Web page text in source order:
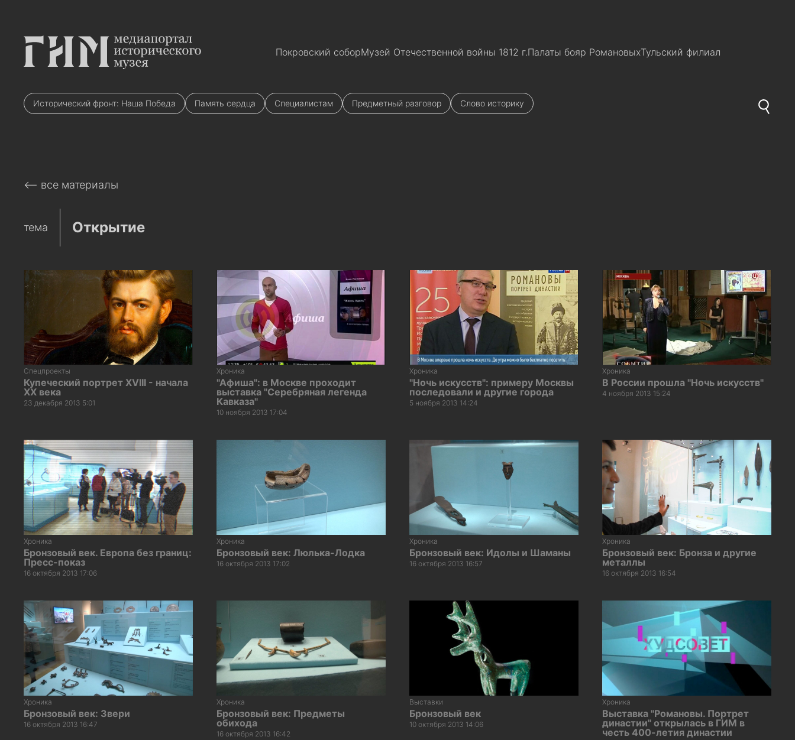
Покровский соборМузей Отечественной войны 1812 г.Палаты бояр РомановыхТульский филиал
Исторический фронт: Наша Победа Память сердца Специалистам Предметный разговор Слово историку
⟵ все материалы
тема Открытие
Спецпроекты
Купеческий портрет XVIII - начала
XX века
23 декабря 2013 5:01
Хроника
"Афиша": в Москве проходит
выставка "Серебряная легенда
Кавказа"
10 ноября 2013 17:04
Хроника
"Ночь искусств": примеру Москвы
последовали и другие города
5 ноября 2013 14:24
Хроника
В России прошла "Ночь искусств"
4 ноября 2013 15:24
Хроника
Бронзовый век. Европа без границ:
Пресс-показ
16 октября 2013 17:06
Хроника
Бронзовый век: Люлька-Лодка
16 октября 2013 17:02
Хроника
Бронзовый век: Идолы и Шаманы
16 октября 2013 16:57
Хроника
Бронзовый век: Бронза и другие
металлы
16 октября 2013 16:54
Хроника
Бронзовый век: Звери
16 октября 2013 16:47
Хроника
Бронзовый век: Предметы
обихода
16 октября 2013 16:42
Выставки
Бронзовый век
10 октября 2013 14:06
Хроника
Выставка "Романовы. Портрет
династии" открылась в ГИМ в
честь 400-летия династии